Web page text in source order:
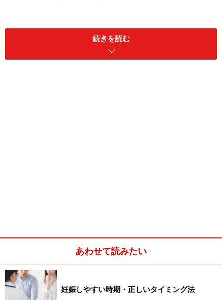
この部分を指で刺激するのが指圧、針で治療するは針治
療、お灸を使うのが灸治療となるわけです。通常、鍼灸
師はこれらの技を症状によって使い分けます。しかし、
夫婦間で行なうのには何も道具の必要のない指圧が適し
続きを読む
あわせて読みたい
妊娠しやすい時期・正しいタイミング法